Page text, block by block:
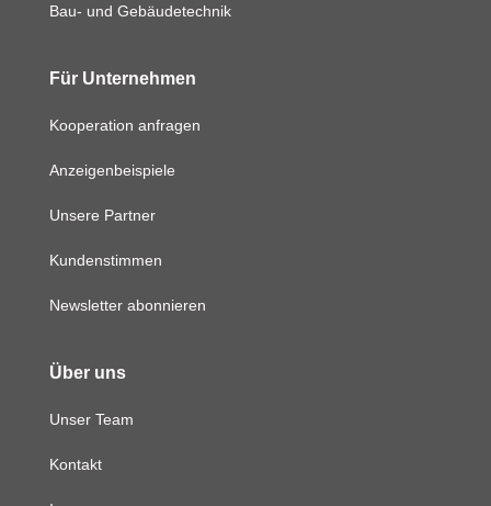
Bau- und Gebäudetechnik
Für Unternehmen
Kooperation anfragen
Anzeigenbeispiele
Unsere Partner
Kundenstimmen
Newsletter abonnieren
Über uns
Unser Team
Kontakt